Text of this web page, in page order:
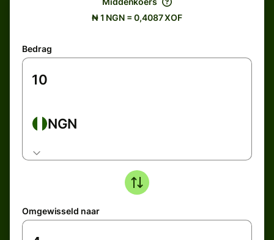
₦ 1 NGN = 0,4087 XOF
Bedrag
NGN
Omgewisseld naar